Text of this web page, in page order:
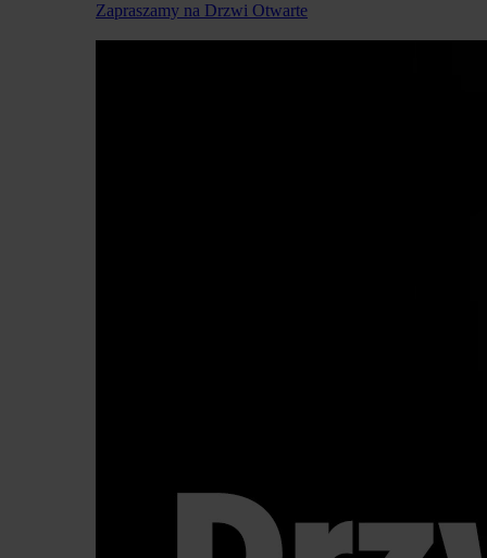
Zapraszamy na Drzwi Otwarte